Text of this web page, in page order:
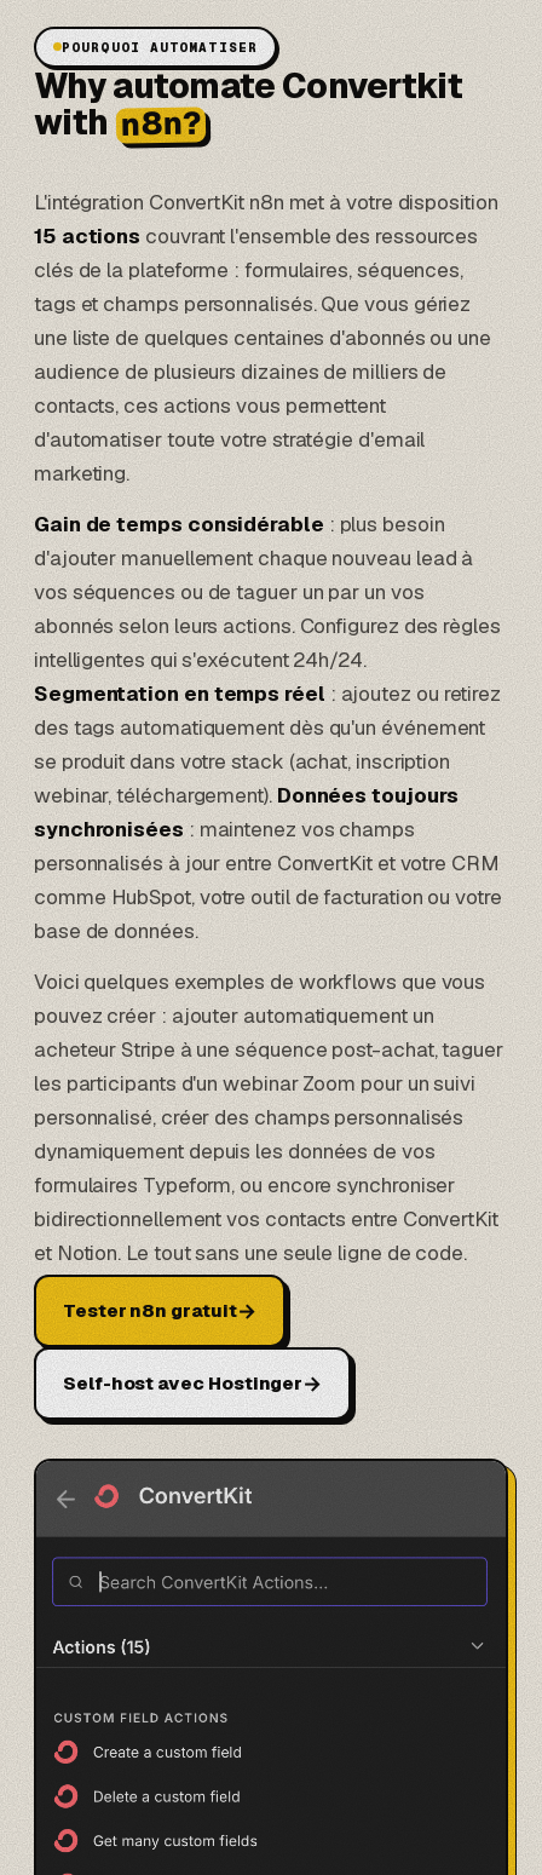
POURQUOI AUTOMATISER
Why automate Convertkit
with n8n?
L'intégration ConvertKit n8n met à votre disposition
15 actions couvrant l'ensemble des ressources
clés de la plateforme : formulaires, séquences,
tags et champs personnalisés. Que vous gériez
une liste de quelques centaines d'abonnés ou une
audience de plusieurs dizaines de milliers de
contacts, ces actions vous permettent
d'automatiser toute votre stratégie d'email
marketing.
Gain de temps considérable : plus besoin
d'ajouter manuellement chaque nouveau lead à
vos séquences ou de taguer un par un vos
abonnés selon leurs actions. Configurez des règles
intelligentes qui s'exécutent 24h/24.
Segmentation en temps réel : ajoutez ou retirez
des tags automatiquement dès qu'un événement
se produit dans votre stack (achat, inscription
webinar, téléchargement). Données toujours
synchronisées: maintenez vos champs
personnalisés à jour entre ConvertKit et votre CRM
comme HubSpot, votre outil de facturation ou votre
base de données.
Voici quelques exemples de workflows que vous
pouvez créer : ajouter automatiquement un
acheteur Stripe à une séquence post-achat, taguer
les participants d'un webinarZoom pour un suivi
personnalisé, créer des champs personnalisés
dynamiquement depuis les données de vos
formulaires Typeform, ou encore synchroniser
bidirectionnellement vos contacts entre ConvertKit
et Notion. Le tout sans une seule ligne de code.
Tester n8n gratuit→
Self-host avec Hostinger→